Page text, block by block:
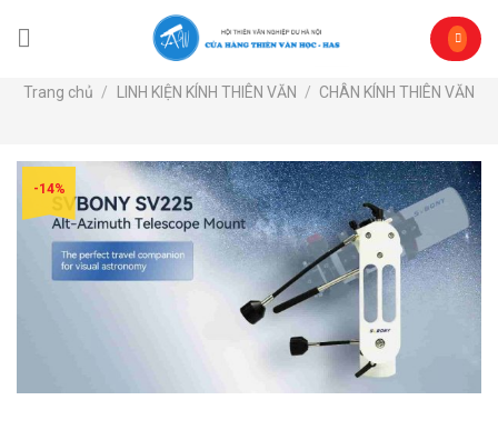
Trang chủ / LINH KIỆN KÍNH THIÊN VĂN / CHÂN KÍNH THIÊN VĂN
-14%